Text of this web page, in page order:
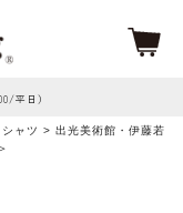
平日）
シャツ > 出光美術館・伊藤若